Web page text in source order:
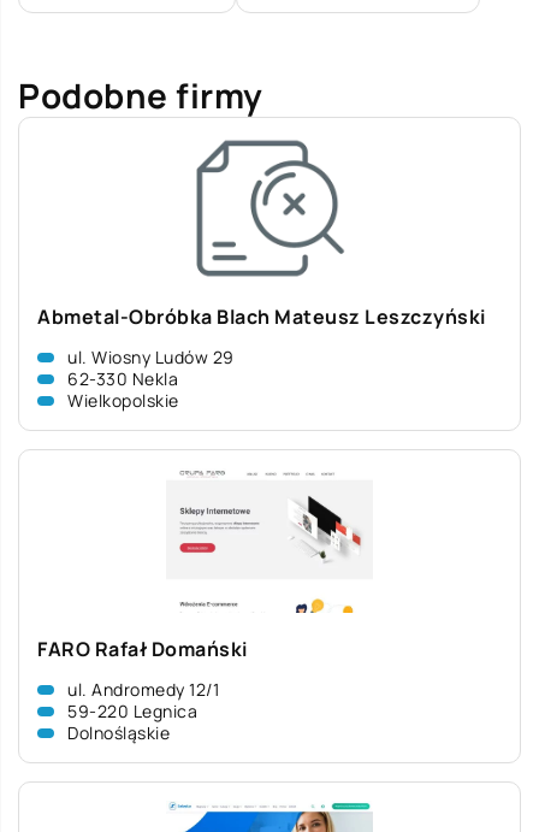
Podobne firmy
Abmetal-Obróbka Blach Mateusz Leszczyński
ul. Wiosny Ludów 29
62-330 Nekla
Wielkopolskie
FARO Rafał Domański
ul. Andromedy 12/1
59-220 Legnica
Dolnośląskie